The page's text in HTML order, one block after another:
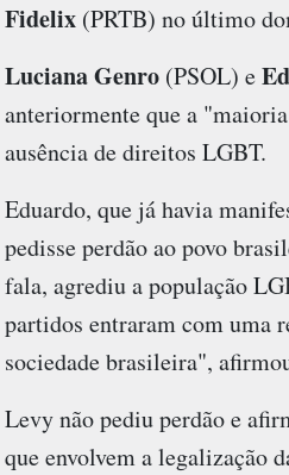
Fidelix(PRTB) no último
Luciana Genro(PSOL) e
anteriormente que a
ausência de direitos LGBT.
Eduardo, que já havia
pedisse perdão ao povo
fala, agrediu a população
partidos entraram com uma
sociedade brasileira",
Levy não pediu perdão e
que envolvem a legalização